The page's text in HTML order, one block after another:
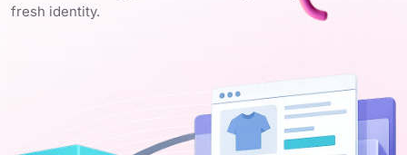
fresh identity.